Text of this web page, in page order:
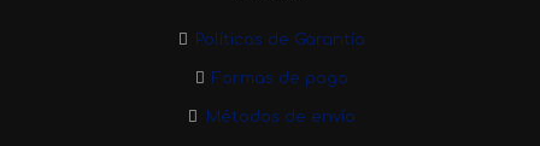
Políticas de Garantía
Formas de pago
Métodos de envío